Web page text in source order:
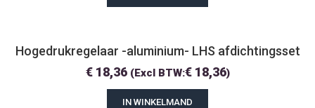
Hogedrukregelaar -aluminium- LHS afdichtingsset
€18,36 (Excl BTW:€18,36)
IN WINKELMAND